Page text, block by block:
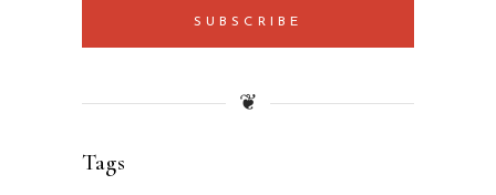
SUBSCRIBE
❦
Tags